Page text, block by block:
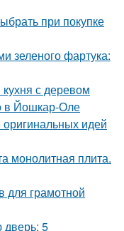
при покупке
зеленого фартука:
с деревом
в Йошкар-Оле
идей
монолитная плита.
для грамотной
дверь: 5